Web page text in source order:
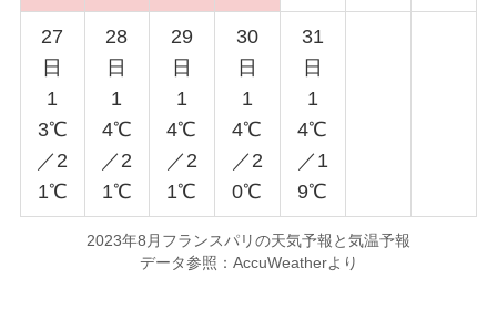
27
日
1
3℃
／2
1℃
28
日
1
4℃
／2
1℃
29
日
1
4℃
／2
1℃
30
日
1
4℃
／2
0℃
31
日
1
4℃
／1
9℃
2023年8月フランスパリの天気予報と気温予報
データ参照：AccuWeatherより